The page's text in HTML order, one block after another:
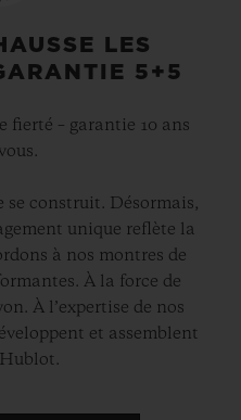
LES
5+5
fierté – garantie 10 ans
construit. Désormais,
unique reflète la
à nos montres de
À la force de
À l’expertise de nos
et assemblent